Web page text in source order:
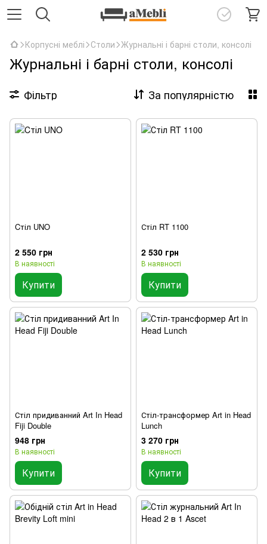
Корпусні меблі Столи Журнальні і барні столи, консолі
Журнальні і барні столи, консолі
Фільтр За популярністю
Cтіл UNO
2 550 грн
В наявності
Купити
Стіл RT 1100
2 530 грн
В наявності
Купити
Стіл придиванний Art In Head
Fiji Double
948 грн
В наявності
Купити
Стіл-трансформер Art in Head
Lunch
3 270 грн
В наявності
Купити